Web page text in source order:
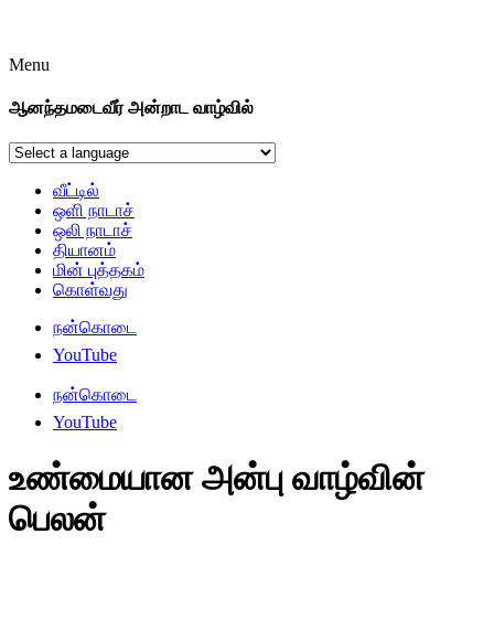
Menu
ஆனந்தமடைவீர் அன்றாட வாழ்வில்
வீட்டில்
ஒளி நாடாச்
ஒலி நாடாச்
தியானம்
மின் புத்தகம்
கொள்வது
நன்கொடை
YouTube
நன்கொடை
YouTube
உண்மையான அன்பு வாழ்வின்
பெலன்